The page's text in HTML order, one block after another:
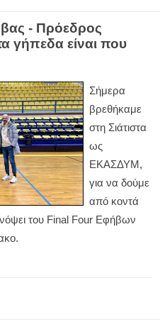
- Πρόεδρος
γήπεδα είναι που
Σήμερα
βρεθήκαμε
στη Σιάτιστα
ως
ΕΚΑΣΔΥΜ,
για να δούμε
από κοντά
του Final Four Εφήβων